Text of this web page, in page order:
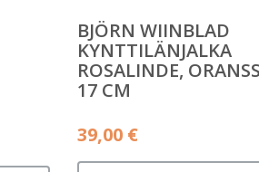
BJÖRN WIINBLAD
KYNTTILÄNJALKA
ROSALINDE,
17 CM
39,00 €